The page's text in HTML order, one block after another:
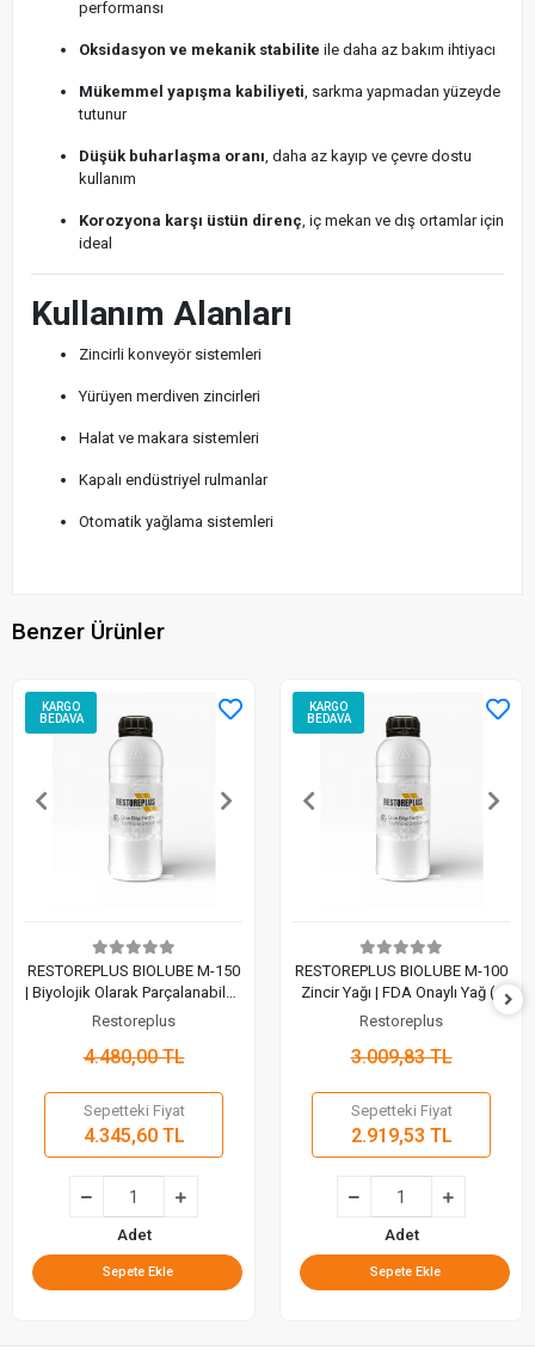
performansı
Oksidasyon ve mekanik stabilite ile daha az bakım ihtiyacı
Mükemmel yapışma kabiliyeti, sarkma yapmadan yüzeyde
tutunur
Düşük buharlaşma oranı, daha az kayıp ve çevre dostu
kullanım
Korozyona karşı üstün direnç, iç mekan ve dış ortamlar için
ideal
Kullanım Alanları
Zincirli konveyör sistemleri
Yürüyen merdiven zincirleri
Halat ve makara sistemleri
Kapalı endüstriyel rulmanlar
Otomatik yağlama sistemleri
Benzer Ürünler
KARGO
BEDAVA
RESTOREPLUS BIOLUBE M-150
| Biyolojik Olarak Parçalanabilen
Zincir Yağı (1 Lt)
Restoreplus
4.480,00 TL
Sepetteki Fiyat
4.345,60 TL
Adet
Sepete Ekle
KARGO
BEDAVA
RESTOREPLUS BIOLUBE M-100
Zincir Yağı | FDA Onaylı Yağ (1
Lt)
Restoreplus
3.009,83 TL
Sepetteki Fiyat
2.919,53 TL
Adet
Sepete Ekle